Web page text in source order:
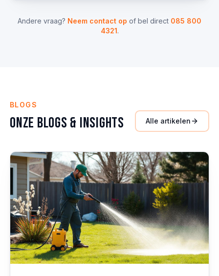
Andere vraag? Neem contact op of bel direct 085 800
4321.
BLOGS
Onze Blogs & Insights Alle artikelen